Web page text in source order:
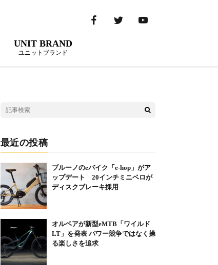
UNIT BRAND
ユニットブランド
最近の投稿
ブルーノのeバイク「e-hop」がア
ップデート 20インチミニベロが
ディスクブレーキ採用
オルベアが新型eMTB「ワイルド
LT」を発表 パワー競争ではなく操
る楽しさを追求